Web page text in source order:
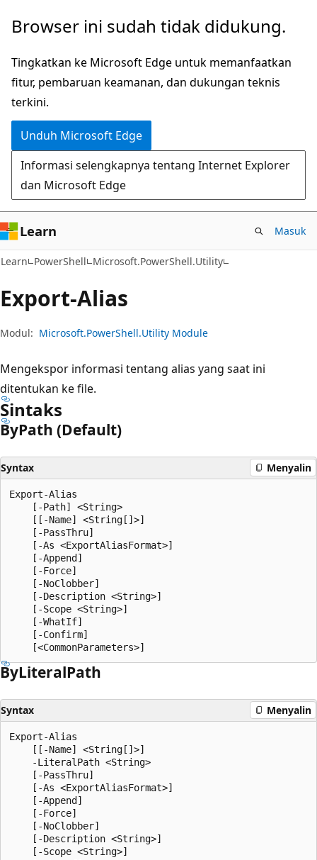
Lompati
konten
utama
Lewati
navigasi
dalam
halaman
Browser ini sudah tidak didukung.
Tingkatkan ke Microsoft Edge untuk memanfaatkan
fitur, pembaruan keamanan, dan dukungan teknis
terkini.
Unduh Microsoft Edge
Informasi selengkapnya tentang Internet Explorer
dan Microsoft Edge
Learn Masuk
Learn PowerShell Microsoft.PowerShell.Utility
Export-Alias
Modul: Microsoft.PowerShell.Utility Module
Mengekspor informasi tentang alias yang saat ini
ditentukan ke file.
Sintaks
ByPath (Default)
Syntax Menyalin
Export-Alias
    [-Path] <String>
    [[-Name] <String[]>]
    [-PassThru]
    [-As <ExportAliasFormat>]
    [-Append]
    [-Force]
    [-NoClobber]
    [-Description <String>]
    [-Scope <String>]
    [-WhatIf]
    [-Confirm]
ByLiteralPath
Syntax Menyalin
Export-Alias
    [[-Name] <String[]>]
    -LiteralPath <String>
    [-PassThru]
    [-As <ExportAliasFormat>]
    [-Append]
    [-Force]
    [-NoClobber]
    [-Description <String>]
    [-Scope <String>]